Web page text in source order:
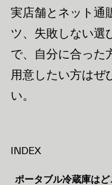
実店舗とネット通
ツ、失敗しない選
で、自分に合った
用意したい方はぜ
い。
INDEX
ポータブル冷蔵庫は